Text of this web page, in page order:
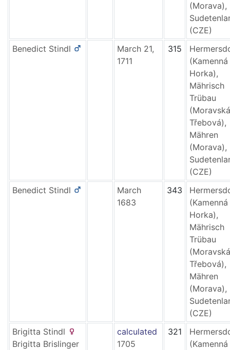
(Morava),
(CZE)
Benedict Stindl
March 21,
1711
315
(Kamenná
Horka),
Mährisch
Trübau
(Moravská
Třebová),
Mähren
(Morava),
(CZE)
Benedict Stindl
March
1683
343
(Kamenná
Horka),
Mährisch
Trübau
(Moravská
Třebová),
Mähren
(Morava),
(CZE)
Brigitta Stindl
Brigitta Brislinger
calculated
1705
321
(Kamenná